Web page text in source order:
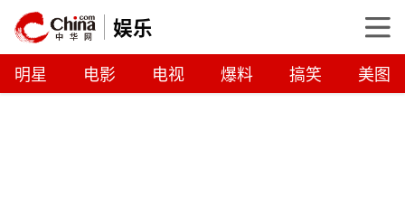
娱乐
明星 电影 电视 爆料 搞笑 美图